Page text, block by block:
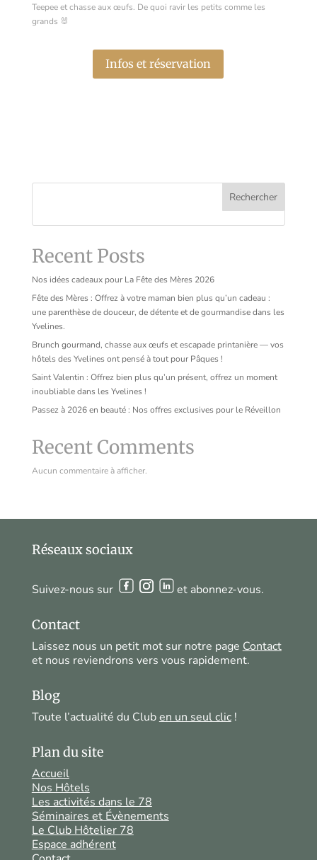
Teepee et chasse aux œufs. De quoi ravir les petits comme les
grands 🐰
Infos et réservation
Rechercher
Recent Posts
Nos idées cadeaux pour La Fête des Mères 2026
Fête des Mères : Offrez à votre maman bien plus qu’un cadeau :
une parenthèse de douceur, de détente et de gourmandise dans les
Yvelines.
Brunch gourmand, chasse aux œufs et escapade printanière — vos
hôtels des Yvelines ont pensé à tout pour Pâques !
Saint Valentin : Offrez bien plus qu’un présent, offrez un moment
inoubliable dans les Yvelines !
Passez à 2026 en beauté : Nos offres exclusives pour le Réveillon
Recent Comments
Aucun commentaire à afficher.
Réseaux sociaux
Suivez-nous sur et abonnez-vous.
Contact
Laissez nous un petit mot sur notre page Contact
et nous reviendrons vers vous rapidement.
Blog
Toute l’actualité du Cluben un seul clic!
Plan du site
Accueil
Nos Hôtels
Les activités dans le 78
Séminaires et Évènements
Le Club Hôtelier 78
Espace adhérent